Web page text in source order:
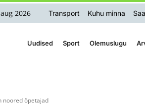
2026 Transport Kuhu minna
Uudised Sport Olemuslugu
noored õpetajad